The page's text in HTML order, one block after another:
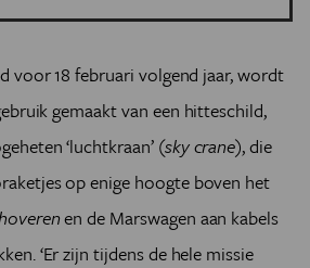
Marswagen Perseverance heeft – naast
een thermo-elektrische
stroomvoorziening en een 2 meter
een keur aan wetenschappelijke
boord.
dubbele hogeresolutiekleurencamera
van 27 tot 111 millimeter, waarmee
de omgeving gemaakt gaan worden.
twee lasers en vier spectrometers
voor 18 februari volgend jaar, wordt
gemaakt van een hitteschild,
‘luchtkraan’ (sky crane), die
op enige hoogte boven het
en de Marswagen aan kabels
‘Er zijn tijdens de hele missie